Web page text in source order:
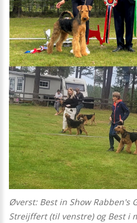
Øverst: Best in Show Rabben's
Streijffert (til venstre) og Best i